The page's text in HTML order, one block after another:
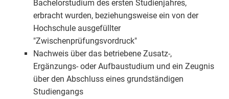
Bachelorstudium des ersten Studienjahres,
erbracht wurden, beziehungsweise ein von der
Hochschule ausgefüllter
"Zwischenprüfungsvordruck"
Nachweis über das betriebene Zusatz-,
Ergänzungs- oder Aufbaustudium und ein Zeugnis
über den Abschluss eines grundständigen
Studiengangs